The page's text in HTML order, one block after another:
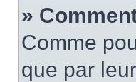
»
Comme
que par